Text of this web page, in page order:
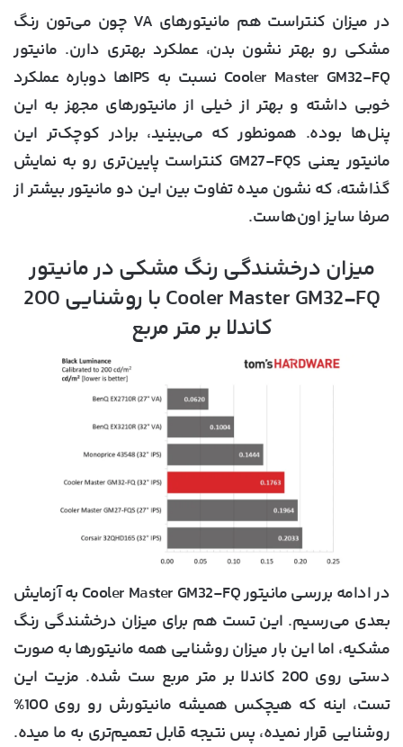
در میزان کنتراست هم مانیتورهای VA چون می‌تون رنگ
مشکی رو بهتر نشون بدن، عملکرد بهتری دارن. مانیتور
Cooler Master GM32-FQ نسبت به IPSها دوباره عملکرد
خوبی داشته و بهتر از خیلی از مانیتورهای مجهز به این
پنل‌ها بوده. همونطور که می‌بینید، برادر کوچک‌تر این
مانیتور یعنی GM27-FQS کنتراست پایین‌تری رو به نمایش
گذاشته، که نشون میده تفاوت بین این دو مانیتور بیشتر از
صرفا سایز اون‌هاست.
میزان درخشندگی رنگ مشکی در مانیتور
Cooler Master GM32-FQ با روشنایی 200
کاندلا بر متر مربع
در ادامه بررسی مانیتور Cooler Master GM32-FQ به آزمایش
بعدی می‌رسیم. این تست هم برای میزان درخشندگی رنگ
مشکیه، اما این بار میزان روشنایی همه مانیتورها به صورت
دستی روی 200 کاندلا بر متر مربع ست شده. مزیت این
تست، اینه که هیچکس همیشه مانیتورش رو روی 100%
روشنایی قرار نمیده، پس نتیجه قابل تعمیم‌تری به ما میده.